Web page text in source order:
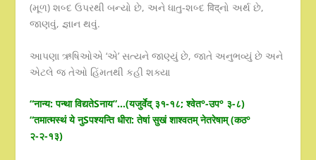
(મૂળ) શબ્દ ઉપરથી બન્યો છે, અને ધાતુ-શબ્દ विद्નો અર્થ છે,
જાણવું, જ્ઞાન થવું.
આપણા ઋષિઓએ ‘એ’ સત્યને જાણ્યું છે, જાતે અનુભવ્યું છે અને
એટલે જ તેઓ હિંમતથી કહી શક્યા
“नान्य: पन्था विद्यतेSनाय”…(यजुर्वेद् ३१-१८; श्वेत°-उप° ३-८)
“तमात्मस्थं ये नुSपश्यन्ति धीरा: तेषां सुखं शाश्वतम् नेतरेषाम् (कठ°
२-२-१३)